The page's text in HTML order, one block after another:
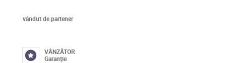
vândut de partener
VÂNZĂTOR
Garanție